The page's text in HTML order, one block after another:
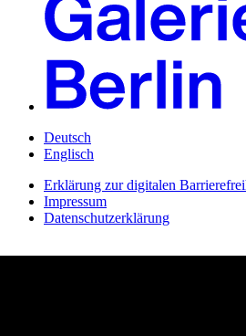
Deutsch
Englisch
Erklärung zur digitalen
Impressum
Datenschutzerklärung